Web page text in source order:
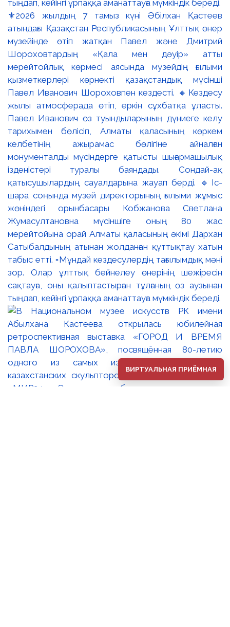
⚜️2026 жылдың 7 тамыз күні Әбілхан Қастеев
атындағы Қазақстан Республикасының Ұлттық өнер
музейінде өтіп жатқан Павел және Дмитрий
Шороховтардың «Қала мен дәуір» атты
мерейтойлық көрмесі аясында музейдің ғылыми
қызметкерлері көрнекті қазақстандық мүсінші
Павел Иванович Шороховпен кездесті. 🔸Кездесу
жылы атмосферада өтіп, еркін сұхбатқа ұласты.
Павел Иванович өз туындыларының дүниеге келу
тарихымен бөлісіп, Алматы қаласының көркем
келбетінің ажырамас бөлігіне айналған
монументалды мүсіндерге қатысты шығармашылық
ізденістері туралы баяндады. Сондай-ақ
қатысушылардың сауалдарына жауап берді. 🔹Іс-
шара соңында музей директорының ғылыми жұмыс
жөніндегі орынбасары Кобжанова Светлана
Жумасултановна мүсіншіге оның 80 жас
мерейтойына орай Алматы қаласының әкімі Дархан
Сатыбалдының атынан жолданған құттықтау хатын
табыс етті. ▫️Мұндай кездесулердің тағылымдық мәні
зор. Олар ұлттық бейнелеу өнерінің шежіресін
сақтауға, оны қалыптастырған тұлғаның өз аузынан
тыңдап, кейінгі ұрпаққа аманаттауға мүмкіндік береді.
ВИРТУАЛЬНАЯ ПРИЁМНАЯ